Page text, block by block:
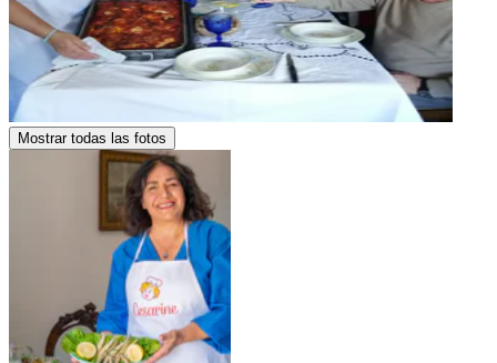
Mostrar todas las fotos